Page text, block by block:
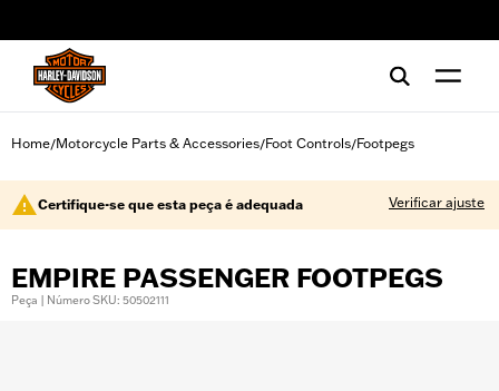
Home/Motorcycle Parts & Accessories/Foot Controls/Footpegs
Certifique-se que esta peça é adequada Verificar ajuste
EMPIRE PASSENGER FOOTPEGS
Peça | Número SKU: 50502111